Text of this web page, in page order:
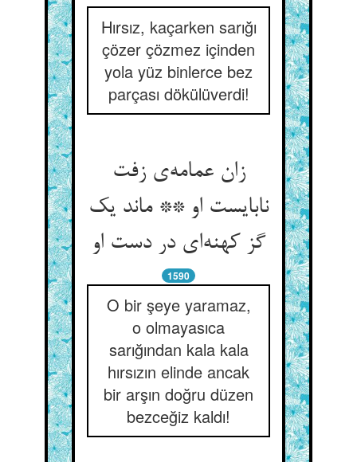
Hırsız, kaçarken sarığı
çözer çözmez içinden
yola yüz binlerce bez
parçası dökülüverdi!
زان عمامه‌ی زفت
نابایست او ** ماند یک
گز کهنه‌ای در دست او
1590
O bir şeye yaramaz,
o olmayasıca
sarığından kala kala
hırsızın elinde ancak
bir arşın doğru düzen
bezceğiz kaldı!